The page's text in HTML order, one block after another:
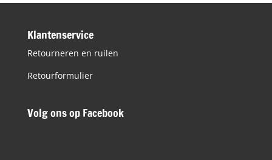
Klantenservice
Retourneren en ruilen
Retourformulier
Volg ons op Facebook